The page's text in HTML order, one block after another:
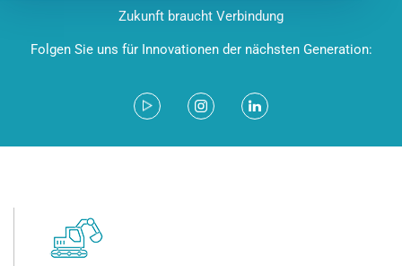
Zukunft braucht Verbindung
Folgen Sie uns für Innovationen der nächsten Generation: